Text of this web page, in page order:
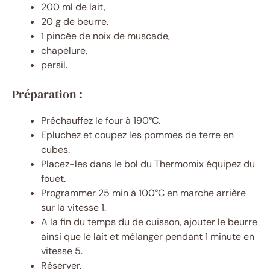
200 ml de lait,
20 g de beurre,
1 pincée de noix de muscade,
chapelure,
persil.
Préparation :
Préchauffez le four à 190°C.
Epluchez et coupez les pommes de terre en
cubes.
Placez-les dans le bol du Thermomix équipez du
fouet.
Programmer 25 min à 100°C en marche arrière
sur la vitesse 1.
A la fin du temps du de cuisson, ajouter le beurre
ainsi que le lait et mélanger pendant 1 minute en
vitesse 5.
Réserver.